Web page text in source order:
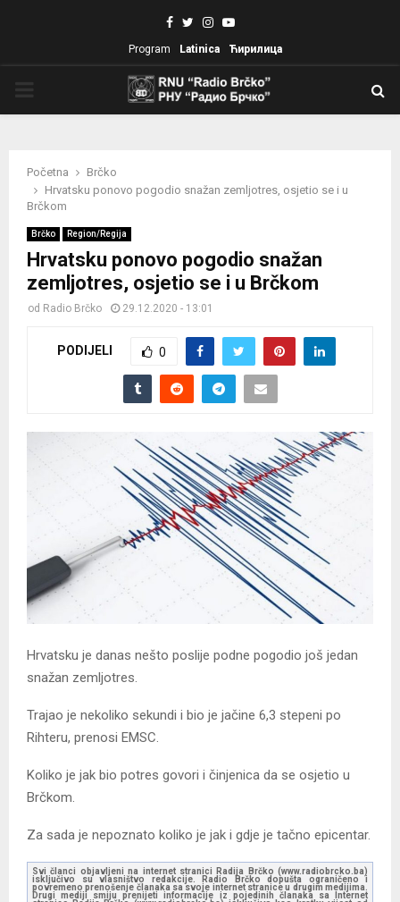
Facebook
TwitterInstagram
Youtube
Program Latinica Ћирилица
Početna
Brčko
Hrvatsku ponovo pogodio snažan zemljotres, osjetio se i u
Brčkom
Brčko Region/Regija
Hrvatsku ponovo pogodio snažan
zemljotres, osjetio se i u Brčkom
od Radio Brčko 29.12.2020 - 13:01
PODIJELI 0
Hrvatsku je danas nešto poslije podne pogodio još jedan
snažan zemljotres.
Trajao je nekoliko sekundi i bio je jačine 6,3 stepeni po
Rihteru, prenosi EMSC.
Koliko je jak bio potres govori i činjenica da se osjetio u
Brčkom.
Za sada je nepoznato koliko je jak i gdje je tačno epicentar.
Svi članci objavljeni na internet stranici Radija Brčko (www.radiobrcko.ba)
isključivo su vlasništvo redakcije. Radio Brčko dopušta ograničeno i
povremeno prenošenje članaka sa svoje internet stranice u drugim medijima.
Drugi mediji smiju prenijeti informacije iz pojedinih članaka sa Internet